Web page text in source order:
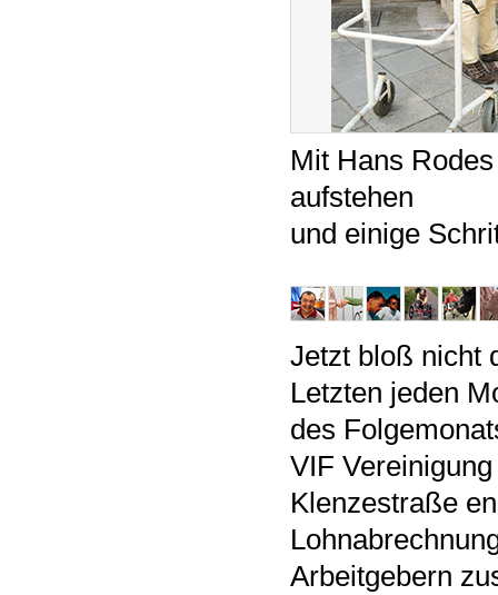
Mit Hans
aufstehen
und einige
Jetzt bloß nicht
Letzten jeden
des
VIF
Klenzestraße
Arbeitgebern